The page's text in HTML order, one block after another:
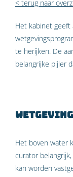
< terug naar
Het kabinet geeft
te herijken. De
belangrijke pijler
Het boven water
curator
kan worden